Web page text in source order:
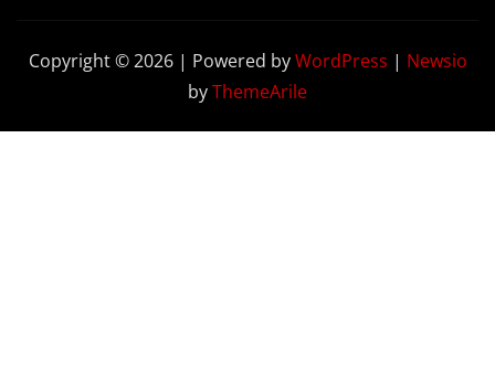
Copyright © 2026 | Powered byWordPress | Newsio
byThemeArile